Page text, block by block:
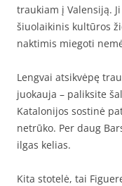
traukiam į Valensiją.
šiuolaikinis kultūros
naktimis miegoti
Lengvai atsikvėpę
juokauja – paliksite
Katalonijos sostinė
netrūko. Per daug
ilgas kelias.
Kita stotelė, tai